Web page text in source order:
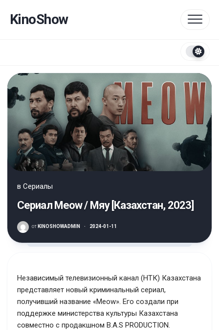
содержанию
KinoShow
в Сериалы
Сериал Meow / Мяу [Казахстан, 2023]
от KINOSHOWADMIN · 2024-01-11
Независимый телевизионный канал (НТК) Казахстана
представляет новый криминальный сериал,
получивший название «Meow». Его создали при
поддержке министерства культуры Казахстана
совместно с продакшном B.A.S PRODUCTION.